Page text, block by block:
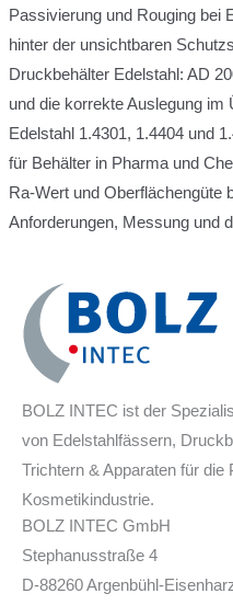
Passivierung und Rouging bei
hinter der unsichtbaren
Druckbehälter Edelstahl: AD
und die korrekte Auslegung im
Edelstahl 1.4301, 1.4404 und
für Behälter in Pharma und
Ra-Wert und Oberflächengüte
Anforderungen, Messung und
BOLZ INTEC ist der
von Edelstahlfässern,
Trichtern & Apparaten für die
Kosmetikindustrie.
BOLZ INTEC GmbH
Stephanusstraße 4
D-88260 Argenbühl-